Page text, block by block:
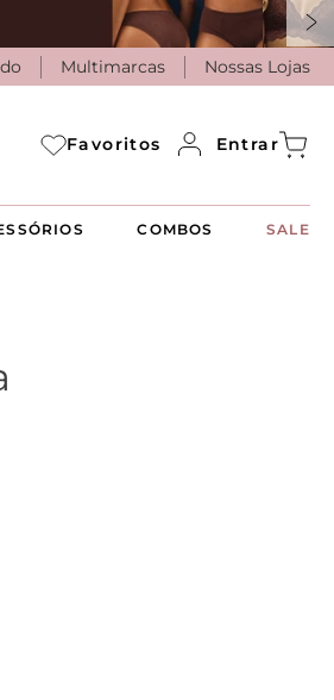
Multimarcas Nossas Lojas
Favoritos Entrar
COMBOS SALE